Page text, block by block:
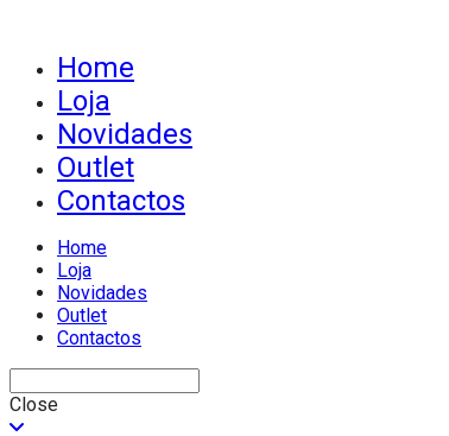
Home
Loja
Novidades
Outlet
Contactos
Home
Loja
Novidades
Outlet
Contactos
Close